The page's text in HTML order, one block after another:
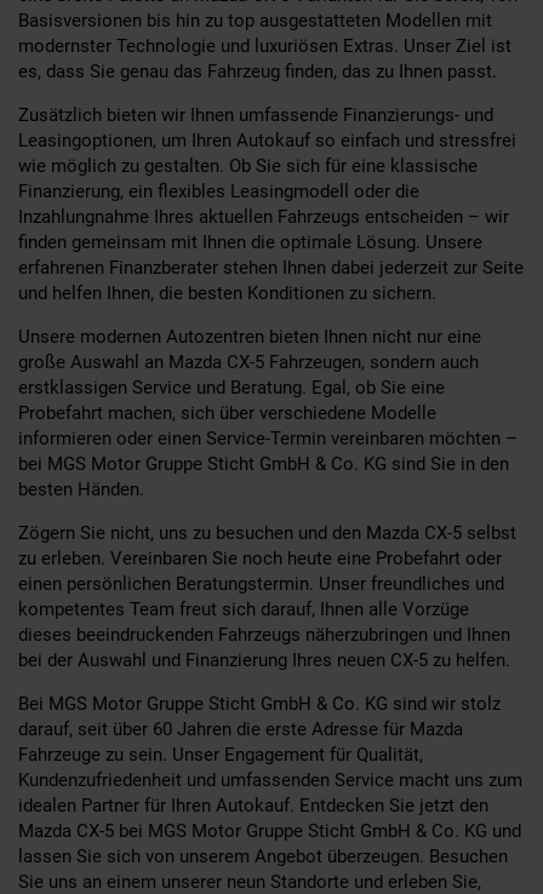
Basisversionen bis hin zu top ausgestatteten Modellen mit
modernster Technologie und luxuriösen Extras. Unser Ziel ist
es, dass Sie genau das Fahrzeug finden, das zu Ihnen passt.
Zusätzlich bieten wir Ihnen umfassende Finanzierungs- und
Leasingoptionen, um Ihren Autokauf so einfach und stressfrei
wie möglich zu gestalten. Ob Sie sich für eine klassische
Finanzierung, ein flexibles Leasingmodell oder die
Inzahlungnahme Ihres aktuellen Fahrzeugs entscheiden – wir
finden gemeinsam mit Ihnen die optimale Lösung. Unsere
erfahrenen Finanzberater stehen Ihnen dabei jederzeit zur Seite
und helfen Ihnen, die besten Konditionen zu sichern.
Unsere modernen Autozentren bieten Ihnen nicht nur eine
große Auswahl an Mazda CX-5 Fahrzeugen, sondern auch
erstklassigen Service und Beratung. Egal, ob Sie eine
Probefahrt machen, sich über verschiedene Modelle
informieren oder einen Service-Termin vereinbaren möchten –
bei MGS Motor Gruppe Sticht GmbH & Co. KG sind Sie in den
besten Händen.
Zögern Sie nicht, uns zu besuchen und den Mazda CX-5 selbst
zu erleben. Vereinbaren Sie noch heute eine Probefahrt oder
einen persönlichen Beratungstermin. Unser freundliches und
kompetentes Team freut sich darauf, Ihnen alle Vorzüge
dieses beeindruckenden Fahrzeugs näherzubringen und Ihnen
bei der Auswahl und Finanzierung Ihres neuen CX-5 zu helfen.
Bei MGS Motor Gruppe Sticht GmbH & Co. KG sind wir stolz
darauf, seit über 60 Jahren die erste Adresse für Mazda
Fahrzeuge zu sein. Unser Engagement für Qualität,
Kundenzufriedenheit und umfassenden Service macht uns zum
idealen Partner für Ihren Autokauf. Entdecken Sie jetzt den
Mazda CX-5 bei MGS Motor Gruppe Sticht GmbH & Co. KG und
lassen Sie sich von unserem Angebot überzeugen. Besuchen
Sie uns an einem unserer neun Standorte und erleben Sie,